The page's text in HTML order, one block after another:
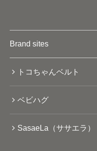
Brand sites
トコちゃんベルト
ベビハグ
SasaeLa（ササエラ）